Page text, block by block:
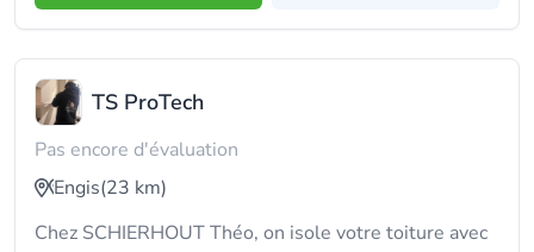
TS ProTech
Pas encore d'évaluation
Engis(23 km)
Chez SCHIERHOUT Théo, on isole votre toiture avec